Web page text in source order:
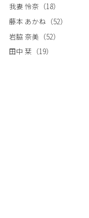
我妻 怜奈 （18）
藤本 あかね （52）
岩脇 奈美 （52）
田中 栞 （19）